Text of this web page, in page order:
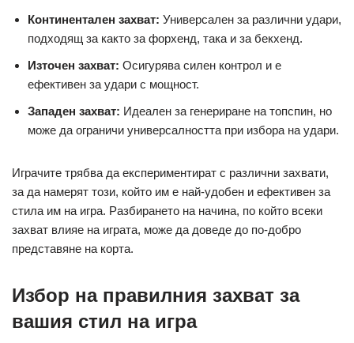
Континентален захват: Универсален за различни удари,
подходящ за както за форхенд, така и за бекхенд.
Източен захват: Осигурява силен контрол и е
ефективен за удари с мощност.
Западен захват: Идеален за генериране на топспин, но
може да ограничи универсалността при избора на удари.
Играчите трябва да експериментират с различни захвати,
за да намерят този, който им е най-удобен и ефективен за
стила им на игра. Разбирането на начина, по който всеки
захват влияе на играта, може да доведе до по-добро
представяне на корта.
Избор на правилния захват за
вашия стил на игра